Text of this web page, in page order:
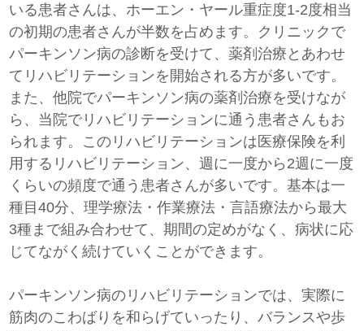
いる患者さんは、ホーエン・ヤール重症度1-2度相当
の初期の患者さんが半数を占めます。クリニックで
パーキンソン病の診断を受けて、薬剤治療とあわせ
てリハビリテーションを開始される方が多いです。
また、他院でパーキンソン病の薬剤治療を受けなが
ら、当院でリハビリテーションに通う患者さんもお
られます。このリハビリテーションは医療保険を利
用するリハビリテーション、週に一度から2週に一度
くらいの頻度で通う患者さんが多いです。基本は一
種目40分、理学療法・作業療法・言語療法から最大
3種まで組み合わせて、期間の定めがなく、病状に応
じてながく続けていくことができます。
パーキンソン病のリハビリテーションでは、実際に
筋肉のこわばりを和らげていったり、バランスや歩